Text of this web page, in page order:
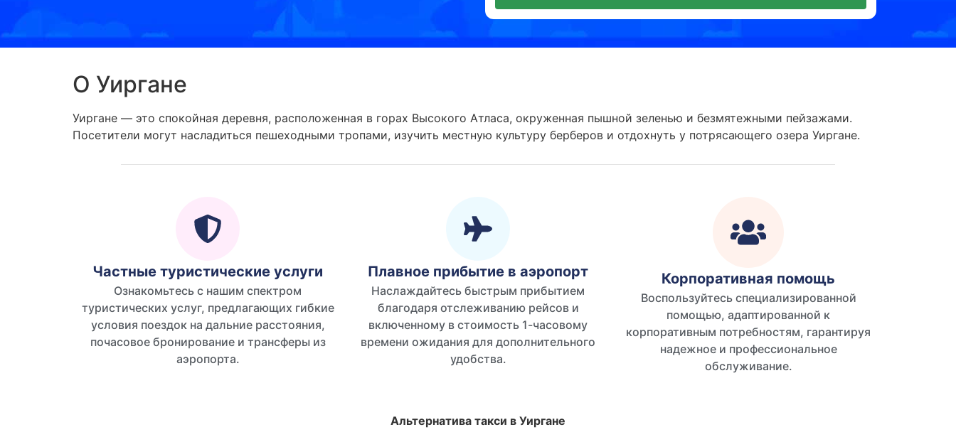
О Уиргане
Уиргане — это спокойная деревня, расположенная в горах Высокого Атласа, окруженная пышной зеленью и безмятежными пейзажами.
Посетители могут насладиться пешеходными тропами, изучить местную культуру берберов и отдохнуть у потрясающего озера Уиргане.
Частные туристические услуги
Ознакомьтесь с нашим спектром
туристических услуг, предлагающих гибкие
условия поездок на дальние расстояния,
почасовое бронирование и трансферы из
аэропорта.
Плавное прибытие в аэропорт
Наслаждайтесь быстрым прибытием
благодаря отслеживанию рейсов и
включенному в стоимость 1-часовому
времени ожидания для дополнительного
удобства.
Корпоративная помощь
Воспользуйтесь специализированной
помощью, адаптированной к
корпоративным потребностям, гарантируя
надежное и профессиональное
обслуживание.
Альтернатива такси в Уиргане